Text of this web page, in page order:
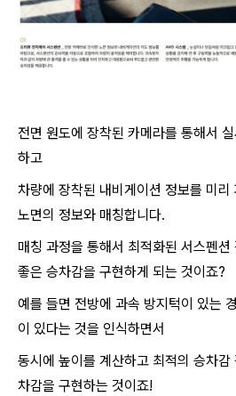
전면 원도에 장착된 카메라를 통해서
하고
차량에 장착된 내비게이션 정보를 미리
노면의 정보와 매칭합니다.
매칭 과정을 통해서 최적화된 서스펜션
좋은 승차감을 구현하게 되는 것이죠?
예를 들면 전방에 과속 방지턱이 있는
이 있다는 것을 인식하면서
동시에 높이를 계산하고 최적의 승차
차감을 구현하는 것이죠!